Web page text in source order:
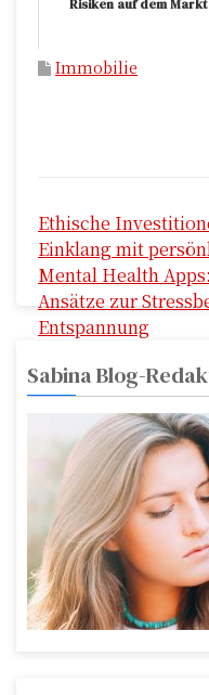
Risiken auf dem Markt
Immobilie
e
i
t
r
a
g
n
a
v
Ethische
Einklang mit
Mental Health
Ansätze zur
Entspannung
Sabina Blog-